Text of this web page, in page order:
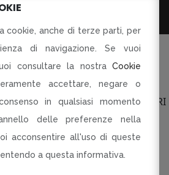
i diritti riservati
C SAS p.le Torti 5 Modena PI CF RI
03134230360
PER RI-PARTIRE
dal Fondo europeo di sviluppo
cookie, anche di terze parti, per
di navigazione. Se vuoi
consultare la nostra Cookie
accettare, negare o
in qualsiasi momento
delle preferenze nella
acconsentire all'uso di queste
a questa informativa.